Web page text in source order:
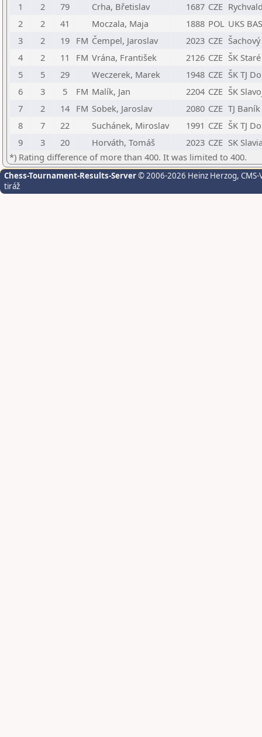
1
2 79 Crha, Břetislav 1687 CZE
2
2 41 Moczala, Maja 1888 POL UKS
3
2 19 FM Čempel, Jaroslav 2023 CZE
4
2 11 FM Vrána, František 2126 CZE ŠK
5
5 29 Weczerek, Marek 1948 CZE ŠK TJ
6
3 5 FM Malík, Jan 2204 CZE ŠK
7
2 14 FM Sobek, Jaroslav 2080 CZE TJ
8
7 22 Suchánek, Miroslav 1991 CZE ŠK TJ
9
3 20 Horváth, Tomáš 2023 CZE SK
*) Rating difference of more than 400. It was limited to 400.
Chess-Tournament-Results-Server© 2006-2026 Heinz Herzog,
tiráž